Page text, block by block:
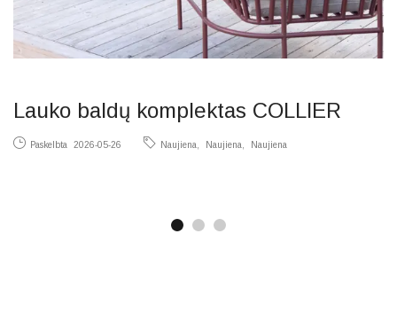
Lauko baldų komplektas COLLIER
Paskelbta 2026-05-26 Naujiena Naujiena Naujiena